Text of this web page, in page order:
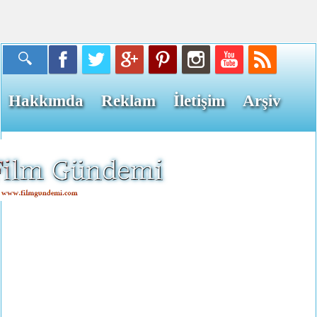
Hakkımda Reklam İletişim Arşiv